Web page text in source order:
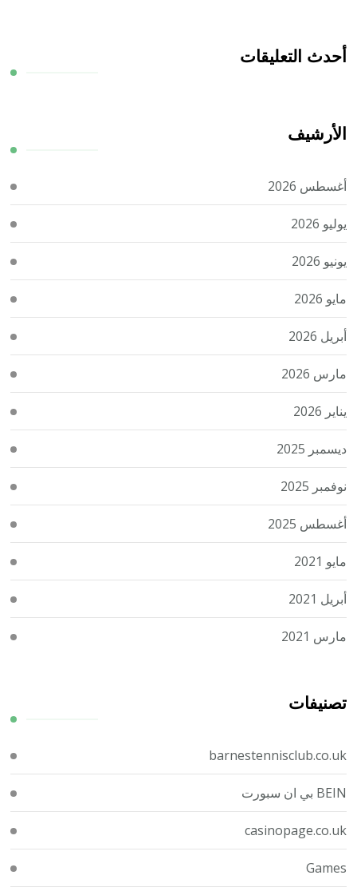
أحدث التعليقات
الأرشيف
أغسطس 2026
يوليو 2026
يونيو 2026
مايو 2026
أبريل 2026
مارس 2026
يناير 2026
ديسمبر 2025
نوفمبر 2025
أغسطس 2025
مايو 2021
أبريل 2021
مارس 2021
تصنيفات
barnestennisclub.co.uk
BEIN بي ان سبورت
casinopage.co.uk
Games